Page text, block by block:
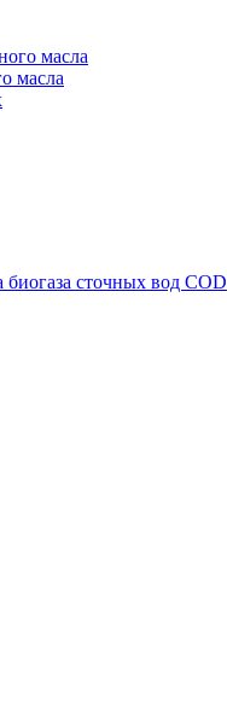
масла
масла
сточных вод COD